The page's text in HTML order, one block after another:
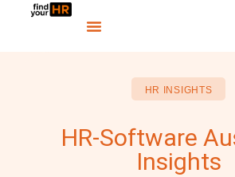
HR INSIGHTS
HR-Software
Insights